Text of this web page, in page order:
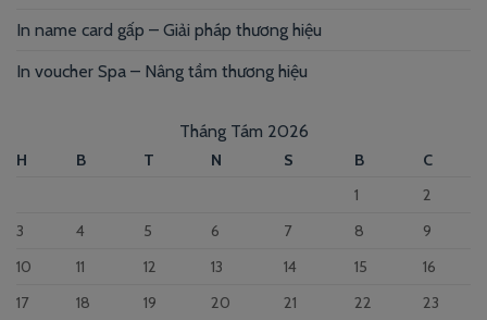
In name card gấp – Giải pháp thương hiệu
In voucher Spa – Nâng tầm thương hiệu
Tháng Tám 2026
H B T N S B
C
1
2
3
4 5 6 7 8
9
10
11 12 13 14 15
16
17
18 19 20 21 22
23